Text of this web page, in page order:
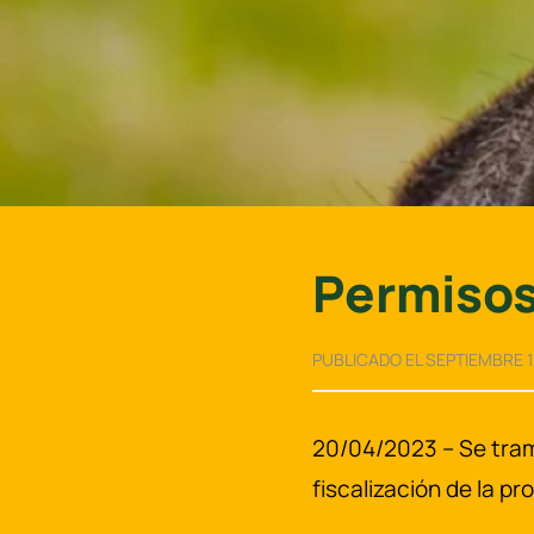
PUBLICADO EL
20/04/2023 – Se
fiscalización de la